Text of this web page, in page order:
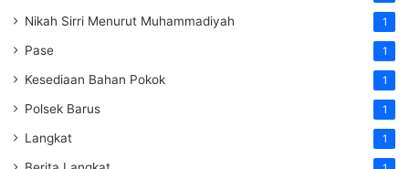
Nikah Sirri Menurut Muhammadiyah 1
Pase 1
Kesediaan Bahan Pokok 1
Polsek Barus 1
Langkat 1